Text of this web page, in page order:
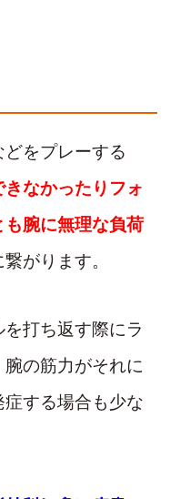
をプレーする
なかったりフォ
腕に無理な負荷
がります。
打ち返す際にラ
の筋力がそれに
する場合も少な